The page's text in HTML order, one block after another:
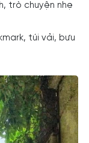
trò chuyện nhẹ
túi vải, bưu